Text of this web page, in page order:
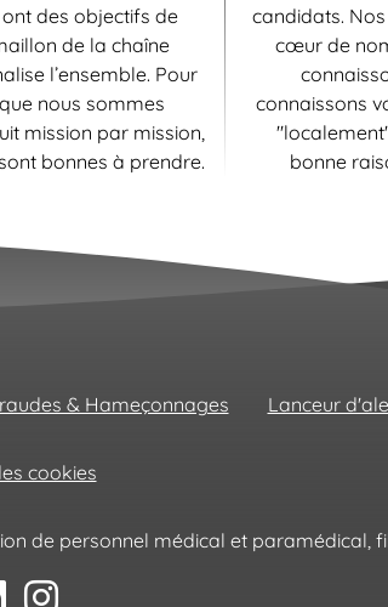
ont des objectifs de
de la chaîne
l’ensemble. Pour
nous sommes
mission par mission,
bonnes à prendre.
candidats.
cœur de
connaissons
bonne
& Hameçonnages Lanceur
cookies
de personnel médical et paramédical,